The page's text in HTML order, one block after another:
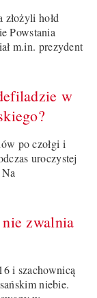
złożyli hołd
Powstania
m.in. prezydent
w
po czołgi i
uroczystej
zwalnia
i szachownicą
niebie.